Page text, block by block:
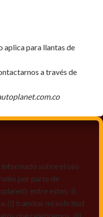
aplica para llantas de
a través de
sobre el uso
por parte de
entre estos: i)
(i) tramitar mi solicitud